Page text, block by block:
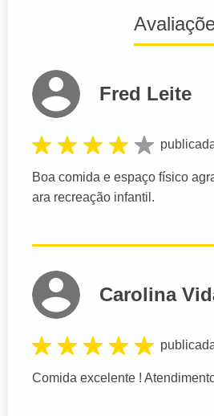
Fred Leite
Boa comida e espaço físico
ara recreação infantil.
Carolina
Comida excelente !